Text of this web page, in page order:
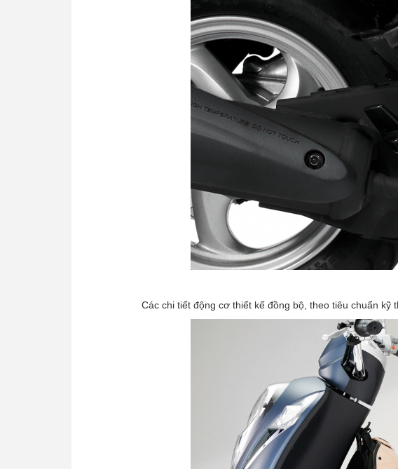
Các chi tiết động cơ thiết kế đồng bộ, theo tiêu chuẩn kỹ